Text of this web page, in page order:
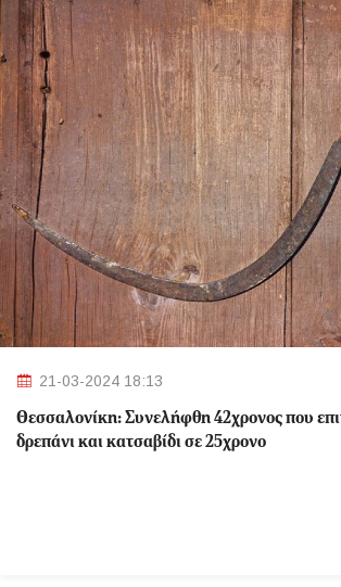
21-03-2024 18:13
Θεσσαλονίκη: Συνελήφθη 42χρονος που
δρεπάνι και κατσαβίδι σε 25χρονο